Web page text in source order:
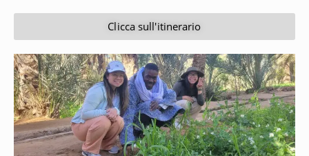
Clicca sull'itinerario